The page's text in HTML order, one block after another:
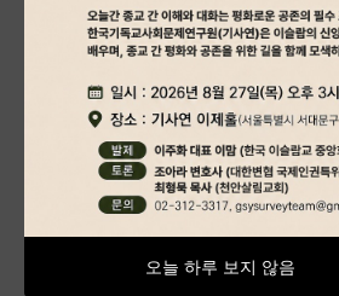
[2026 개신교인 인식
럼 세미나] ‘무지의 충
그리스도인과 무슬림
공존을 향하여
오늘 하루 보지 않음